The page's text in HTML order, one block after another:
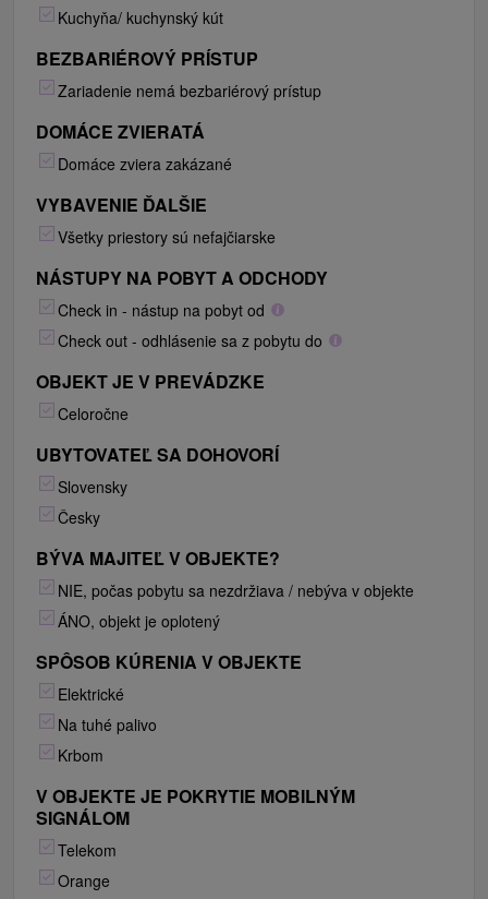
Kuchyňa/ kuchynský kút
BEZBARIÉROVÝ PRÍSTUP
Zariadenie nemá bezbariérový prístup
DOMÁCE ZVIERATÁ
Domáce zviera zakázané
VYBAVENIE ĎALŠIE
Všetky priestory sú nefajčiarske
NÁSTUPY NA POBYT A ODCHODY
Check in - nástup na pobyt od
Check out - odhlásenie sa z pobytu do
OBJEKT JE V PREVÁDZKE
Celoročne
UBYTOVATEĽ SA DOHOVORÍ
Slovensky
Česky
BÝVA MAJITEĽ V OBJEKTE?
NIE, počas pobytu sa nezdržiava / nebýva v objekte
ÁNO, objekt je oplotený
SPÔSOB KÚRENIA V OBJEKTE
Elektrické
Na tuhé palivo
Krbom
V OBJEKTE JE POKRYTIE MOBILNÝM
SIGNÁLOM
Telekom
Orange